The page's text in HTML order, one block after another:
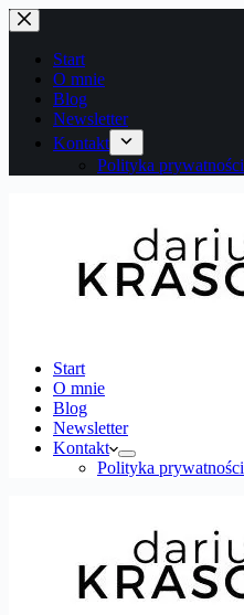
Przejdź
do
treści
Start
O mnie
Blog
Newsletter
Kontakt
Polityka prywatności
Start
O mnie
Blog
Newsletter
Kontakt
Polityka prywatności